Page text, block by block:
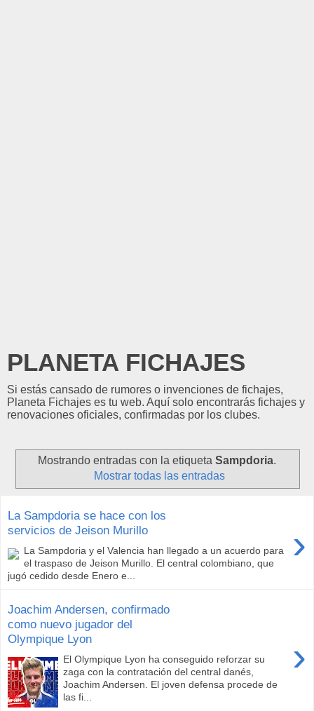
PLANETA FICHAJES
Si estás cansado de rumores o invenciones de fichajes,
Planeta Fichajes es tu web. Aquí solo encontrarás fichajes y
renovaciones oficiales, confirmadas por los clubes.
Mostrando entradas con la etiqueta Sampdoria.
Mostrar todas las entradas
La Sampdoria se hace con los
servicios de Jeison Murillo
›
La Sampdoria y el Valencia han llegado a un acuerdo para
el traspaso de Jeison Murillo. El central colombiano, que
jugó cedido desde Enero e...
Joachim Andersen, confirmado
como nuevo jugador del
Olympique Lyon
›
El Olympique Lyon ha conseguido reforzar su
zaga con la contratación del central danés,
Joachim Andersen. El joven defensa procede de
las fi...